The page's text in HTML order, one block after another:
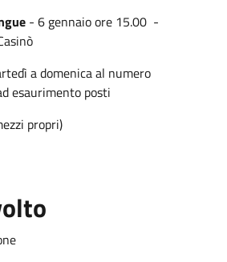
- 6 gennaio ore 15.00 -
a domenica al numero
esaurimento posti
propri)